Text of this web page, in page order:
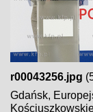
r00043256.jpg
Gdańsk,